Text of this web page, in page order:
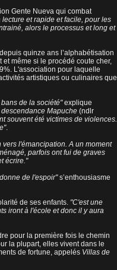
Gente Nueva qui combat
et rapide et facile, pour les
alors le processus et long et
quinze ans l’alphabétisation
même si le procédé coute cher,
L'association pour laquelle
artistiques ou culinaires que
de la société"explique
descendance Mapuche (ndlr
souvent été victimes de violences.
.
vers l'émancipation. A un moment
parfois ont fui de graves
écrire."
de l'espoir"s’enthousiasme
de ses enfants. "C'est une
iront à l'école et donc il y aura
pour la première fois le chemin
la plupart, elles vivent dans le
de fortune, appelés Villas de